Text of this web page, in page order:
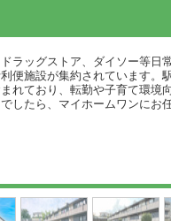
ラッグストア、ダイソー等日
便施設が集約されています。
れており、転勤や子育て環境
したら、マイホームワンにお